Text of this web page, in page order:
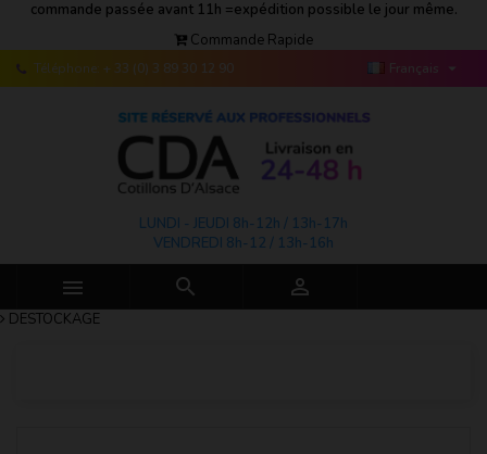
commande passée avant 11h =expédition possible le jour même.
Commande Rapide
Téléphone: + 33 (0) 3 89 30 12 90 Français 
LUNDI - JEUDI 8h-12h / 13h-17h
VENDREDI 8h-12 / 13h-16h
  
DESTOCKAGE